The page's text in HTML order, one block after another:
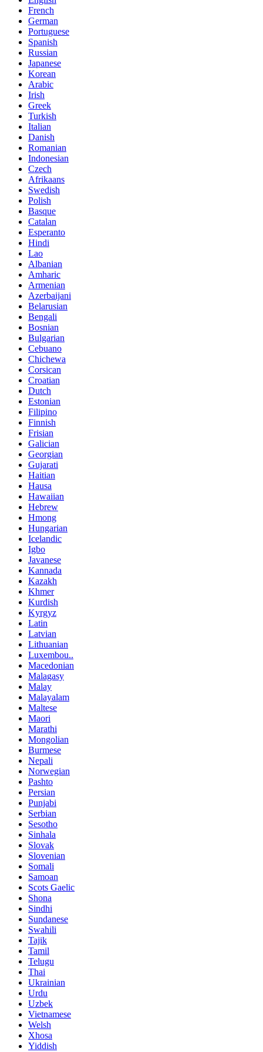
French
German
Portuguese
Spanish
Russian
Japanese
Korean
Arabic
Irish
Greek
Turkish
Italian
Danish
Romanian
Indonesian
Czech
Afrikaans
Swedish
Polish
Basque
Catalan
Esperanto
Hindi
Lao
Albanian
Amharic
Armenian
Azerbaijani
Belarusian
Bengali
Bosnian
Bulgarian
Cebuano
Chichewa
Corsican
Croatian
Dutch
Estonian
Filipino
Finnish
Frisian
Galician
Georgian
Gujarati
Haitian
Hausa
Hawaiian
Hebrew
Hmong
Hungarian
Icelandic
Igbo
Javanese
Kannada
Kazakh
Khmer
Kurdish
Kyrgyz
Latin
Latvian
Lithuanian
Luxembou..
Macedonian
Malagasy
Malay
Malayalam
Maltese
Maori
Marathi
Mongolian
Burmese
Nepali
Norwegian
Pashto
Persian
Punjabi
Serbian
Sesotho
Sinhala
Slovak
Slovenian
Somali
Samoan
Scots Gaelic
Shona
Sindhi
Sundanese
Swahili
Tajik
Tamil
Telugu
Thai
Ukrainian
Urdu
Uzbek
Vietnamese
Welsh
Xhosa
Yiddish